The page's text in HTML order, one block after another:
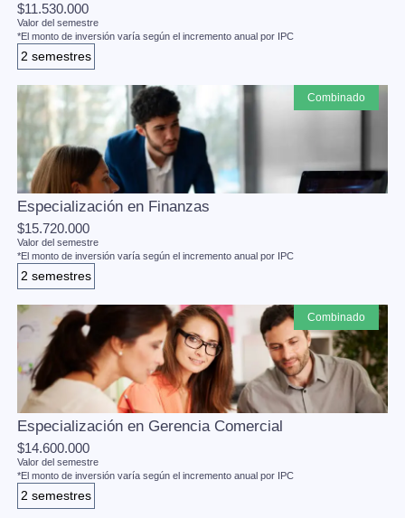
$11.530.000
Valor del semestre
*El monto de inversión varía según el incremento anual por IPC
2 semestres
combinado
Especialización en Finanzas
$15.720.000
Valor del semestre
*El monto de inversión varía según el incremento anual por IPC
2 semestres
combinado
Especialización en Gerencia Comercial
$14.600.000
Valor del semestre
*El monto de inversión varía según el incremento anual por IPC
2 semestres